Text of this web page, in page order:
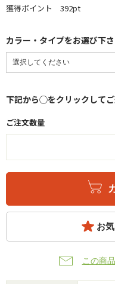
獲得ポイント 392pt
カラー・タイプをお選び下
下記から◯をクリックして
ご注文数量
お
この商